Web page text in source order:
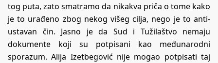
tog puta, zato smatramo da nikakva priča o tome kako
je to urađeno zbog nekog višeg cilja, nego je to anti-
ustavan čin. Jasno je da Sud i Tužilaštvo nemaju
dokumente koji su potpisani kao međunarodni
sporazum. Alija Izetbegović nije mogao potpisati taj